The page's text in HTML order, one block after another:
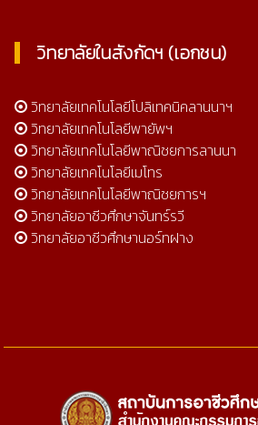
วิทยาลัยในสังกัดฯ (เอกชน)
วิทยาลัยเทคโนโลยีโปลิเทคนิคลานนาฯ
วิทยาลัยเทคโนโลยีพายัพฯ
วิทยาลัยเทคโนโลยีพาณิชยการลานนา
วิทยาลัยเทคโนโลยีเมโทร
วิทยาลัยเทคโนโลยีพาณิชยการฯ
วิทยาลัยอาชีวศึกษาจันทร์รวี
วิทยาลัยอาชีวศึกษานอร์ทฝาง